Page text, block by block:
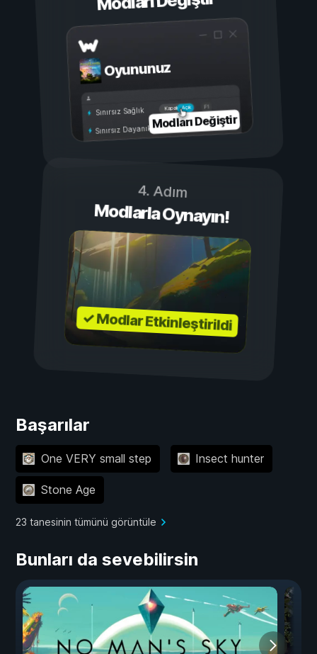
Oyununuz
Açık
Kapalı
Sınırsız Sağlık
Sınırsız DayanıklılıkModları Değiştir
4. Adım
Modlarla Oynayın!
✓ Modlar Etkinleştirildi
Başarılar
One VERY small step Insect hunter
Stone Age
23 tanesinin tümünü görüntüle
Bunları da sevebilirsin